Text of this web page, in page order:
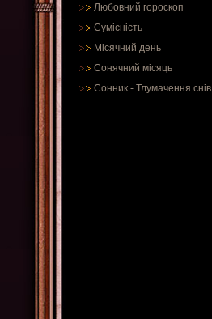
Любовний гороскоп
Сумісність
Місячний день
Сонячний місяць
Сонник - Тлумачення снів